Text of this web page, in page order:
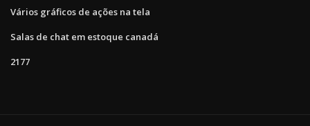
Vários gráficos de ações na tela
Salas de chat em estoque canadá
2177